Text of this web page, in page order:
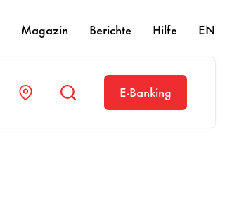
Magazin Berichte Hilfe EN
E-Banking